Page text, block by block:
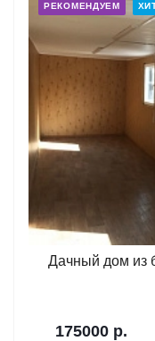
РЕКОМЕНДУЕМ
Дачный дом из
175000 р.